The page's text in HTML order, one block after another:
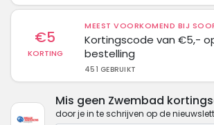
€5
KORTING
MEEST VOORKOMEND BIJ
Kortingscode van €5,-
bestelling
451 GEBRUIKT
Mis geen Zwembad
door je in te schrijven op de